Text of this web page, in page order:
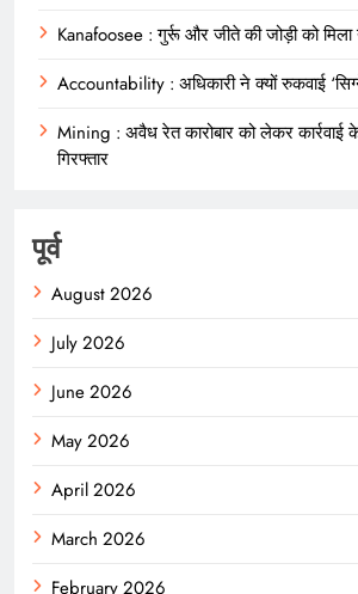
Kanafoosee : गुर्रू और जीते की जोड़ी को मिला
Accountability : अधिकारी ने क्यों रुकवाई
Mining : अवैध रेत कारोबार को लेकर कार्रवाई के
गिरफ्तार
पूर्व
August 2026
July 2026
June 2026
May 2026
April 2026
March 2026
February 2026